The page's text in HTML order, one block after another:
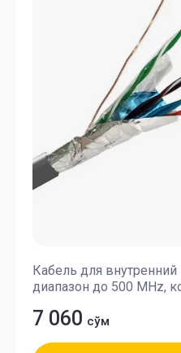
Кабель для
диапазон до 500 MHz,
7 060 сўм